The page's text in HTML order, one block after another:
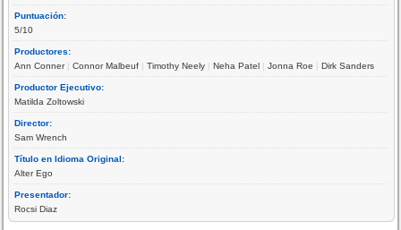
Puntuación:
5/10
Productores:
Ann Conner|Connor Malbeuf |Timothy Neely |Neha Patel |Jonna Roe |Dirk Sanders
Productor Ejecutivo:
Matilda Zoltowski
Director:
Sam Wrench
Título en Idioma Original:
Alter Ego
Presentador:
Rocsi Diaz